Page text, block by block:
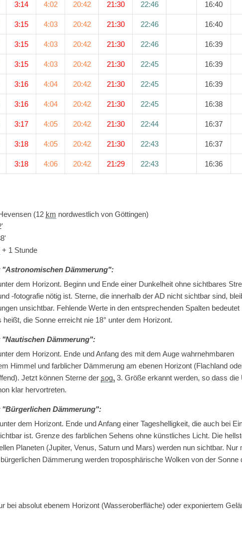
3:14 4:02 20:42 21:30 22:46 16:40
3:15 4:03 20:42 21:30 22:46 16:40
3:15 4:03 20:42 21:30 22:46 16:39
3:15 4:03 20:42 21:30 22:45 16:39
3:16 4:04 20:42 21:30 22:45 16:39
3:16 4:04 20:42 21:30 22:45 16:38
3:17 4:05 20:42 21:30 22:44 16:37
3:18 4:05 20:42 21:30 22:43 16:37
3:18 4:06 20:42 21:29 22:43 16:36
(12 km nordwestlich von Göttingen)
+ 1 Stunde
"Astronomischen Dämmerung":
dem Horizont. Beginn und Ende einer Dunkelheit ohne sichtbares
-fotografie nötig ist. Sterne, die innerhalb der AD nicht sichtbar sind,
unsichtbar. Fehlende Werte in den entsprechenden Spalten bedeutet
die Sonne erreicht nie 18° unter dem Horizont.
Dämmerung":
dem Horizont. Ende und Anfang des mit dem Auge wahrnehmbaren
Himmel und farblicher Dämmerung am ebenen Horizont (Flachland
Jetzt können Sterne der sog. 3. Größe erkannt werden, so dass die
klar hervortreten.
"Bürgerlichen Dämmerung":
dem Horizont. Ende und Anfang einer Tageshelligkeit, die auch bei
ist. Grenze des farblichen Sehens ohne künstliches Licht. Die
Planeten (Jupiter, Venus, Saturn und Mars) werden nun sichtbar. Nur
Dämmerung werden troposphärische Wolken von der Sonne
bei absolut ebenem Horizont (Wasseroberfläche) oder exponiertem